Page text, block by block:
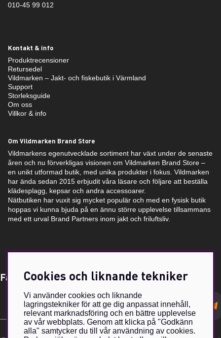
010-45 99 012
Kontakt & info
Produktrecensioner
Retursedel
Vildmarken – Jakt- och fiskebutik i Värmland
Support
Storleksguide
Om oss
Villkor & info
Om Vildmarken Brand Store
Vildmarkens egenutvecklade sortiment har växt under de senaste
åren och nu förverkligas visionen om Vildmarken Brand Store –
en unikt utformad butik, med unika produkter i fokus. Vildmarken
har ända sedan 2015 erbjudit våra läsare och följare att beställa
klädesplagg, kepsar och andra accessoarer.
Nätbutiken har vuxit sig mycket populär och med en fysisk butik
hoppas vi kunna bjuda på en ännu större upplevelse tillsammans
med ett urval Brand Partners inom jakt och friluftsliv.
Få Magasin Vildmarken direkt till din e-post!*
postadress
Cookies och liknande tekniker
Vi använder cookies och liknande
lagringstekniker för att ge dig anpassat innehåll,
relevant marknadsföring och en bättre upplevelse
av vår webbplats. Genom att klicka på "Godkänn
alla" samtycker du till vår användning av cookies.